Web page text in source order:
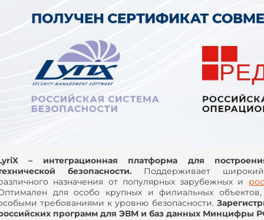
– интеграционная платформа для
безопасности. Поддерживает
назначения от популярных зарубежных и
для особо крупных и филиальных
требованиями к уровню безопасности.
программ для ЭВМ и баз данных Минцифры